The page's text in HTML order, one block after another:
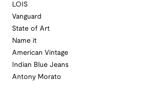
LOIS
Vanguard
State of Art
Name it
American Vintage
Indian Blue Jeans
Antony Morato